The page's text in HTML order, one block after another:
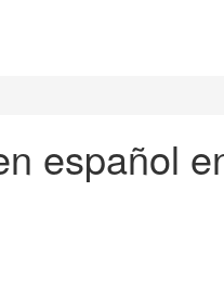
español